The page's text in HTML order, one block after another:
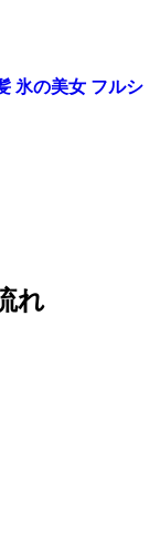
氷の美女 フルシ
れ